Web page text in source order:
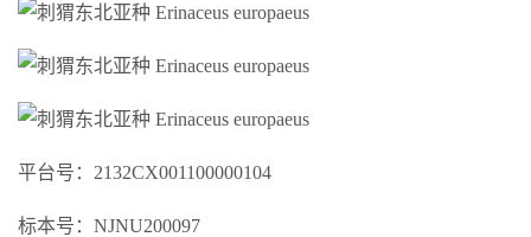
平台号：2132CX001100000104
标本号：NJNU200097